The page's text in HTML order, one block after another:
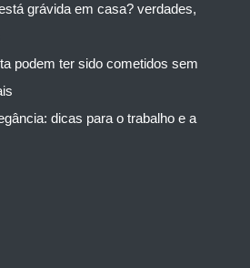
grávida em casa? verdades,
podem ter sido cometidos sem
dicas para o trabalho e a